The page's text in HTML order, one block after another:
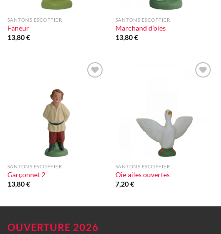
SANTONS ESCOFFIER
Faneur
13,80€
SANTONS ESCOFFIER
Marchand d’oies
13,80€
SANTONS ESCOFFIER
Garçonnet 2
13,80€
SANTONS ESCOFFIER
Oie ailes ouvertes
7,20€
OUVERTURE 2026